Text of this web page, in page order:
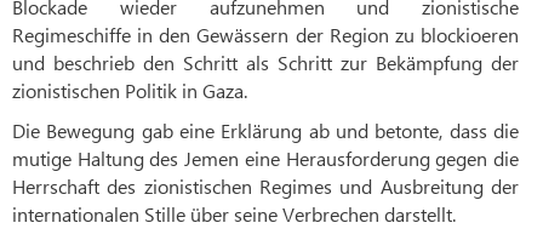
Blockade wieder aufzunehmen und zionistische
Regimeschiffe in den Gewässern der Region zu blockioeren
und beschrieb den Schritt als Schritt zur Bekämpfung der
zionistischen Politik in Gaza.
Die Bewegung gab eine Erklärung ab und betonte, dass die
mutige Haltung des Jemen eine Herausforderung gegen die
Herrschaft des zionistischen Regimes und Ausbreitung der
internationalen Stille über seine Verbrechen darstellt.